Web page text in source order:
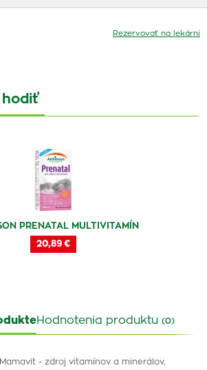
Rezervovať na lekárni
hodiť
PRENATAL MULTIVITAMÍN
20,89 €
Hodnotenia produktu (0)
- zdroj vitamínov a minerálov,